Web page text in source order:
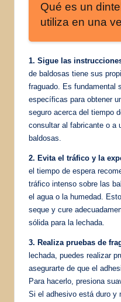
Qué es un
utiliza en una
1. Sigue las
de baldosas tiene sus
fraguado. Es fundamental
específicas para obtener
seguro acerca del tiempo
consultar al fabricante o a
baldosas.
2. Evita el tráfico y la
el tiempo de espera
tráfico intenso sobre las
el agua o la humedad.
seque y cure
sólida para la lechada.
3. Realiza pruebas de
lechada, puedes realizar
asegurarte de que el
Para hacerlo, presiona
Si el adhesivo está duro y